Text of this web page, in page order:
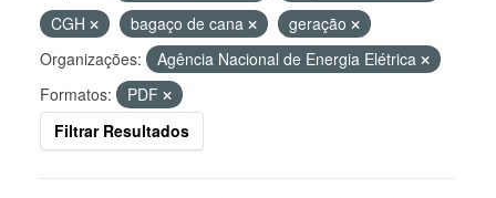
CGH
bagaço de cana
geração
Organizações:
Agência Nacional de Energia Elétrica
Formatos:
PDF
Filtrar Resultados